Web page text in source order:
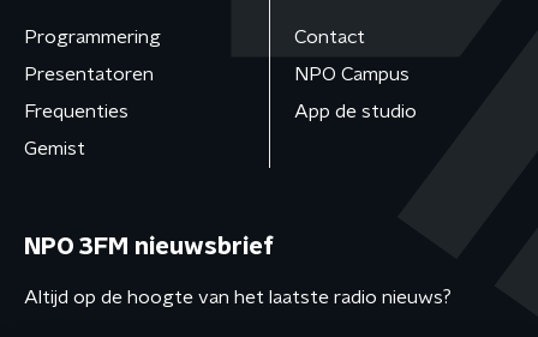
Programmering
Presentatoren
Frequenties
Gemist
Contact
NPO Campus
App de studio
NPO 3FM nieuwsbrief
Altijd op de hoogte van het laatste radio nieuws?